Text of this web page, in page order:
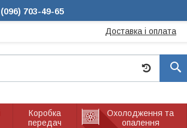
(096) 703-49-65
Доставка і оплата
Коробка
передач
Охолодження та
опалення